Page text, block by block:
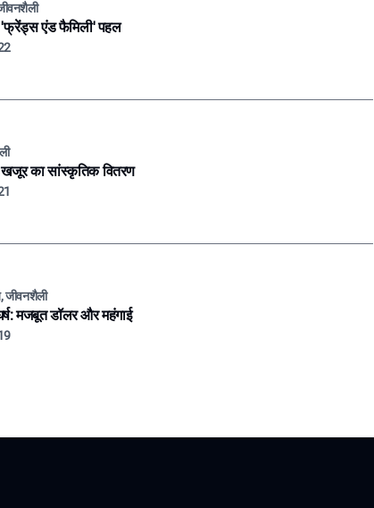
'फ्रेंड्स एंड फैमिली' पहल
खजूर का सांस्कृतिक वितरण
जीवनशैली
मजबूत डॉलर और महंगाई